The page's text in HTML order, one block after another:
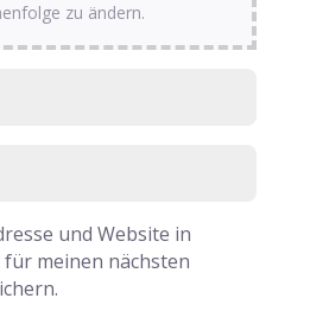
zu ändern.
und Website in
meinen nächsten